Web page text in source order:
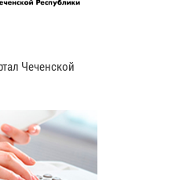
Чеченской